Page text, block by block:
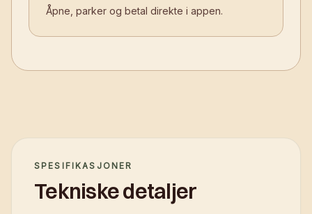
Åpne, parker og betal direkte i appen.
SPESIFIKASJONER
Tekniske detaljer